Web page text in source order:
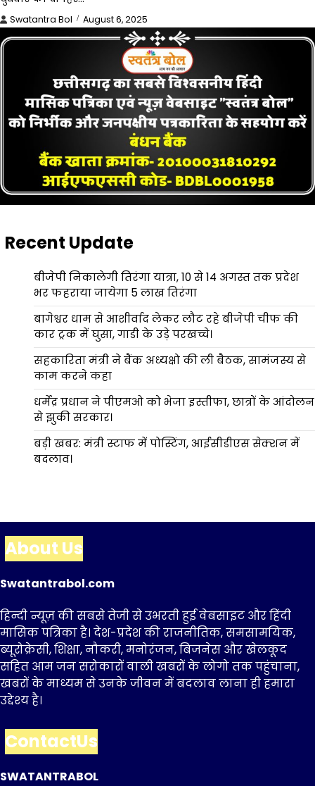
Swatantra Bol August 6, 2025
Recent Update
बीजेपी निकालेगी तिरंगा यात्रा, 10 से 14 अगस्त तक प्रदेश
भर फहराया जायेगा 5 लाख तिरंगा
बागेश्वर धाम से आशीर्वाद लेकर लौट रहे बीजेपी चीफ की
कार ट्रक में घुसा, गाडी के उड़े परखच्चे।
सहकारिता मंत्री ने बैंक अध्यक्षो की ली बैठक, सामंजस्य से
काम करने कहा
धर्मेंद्र प्रधान ने पीएमओ को भेजा इस्तीफा, छात्रों के आंदोलन
से झुकी सरकार।
बड़ी खबर: मंत्री स्टाफ में पोस्टिंग, आईसीडीएस सेक्शन में
बदलाव।
About Us
Swatantrabol.com
हिन्दी न्यूज़ की सबसे तेजी से उभरती हुई वेबसाइट और हिंदी
मासिक पत्रिका है। देश-प्रदेश की राजनीतिक, समसामयिक,
ब्यूरोक्रेसी, शिक्षा, नौकरी, मनोरंजन, बिजनेस और खेलकूद
सहित आम जन सरोकारों वाली खबरों के लोगो तक पहुंचाना,
खबरों के माध्यम से उनके जीवन में बदलाव लाना ही हमारा
उद्देश्य है।
ContactUs
SWATANTRABOL